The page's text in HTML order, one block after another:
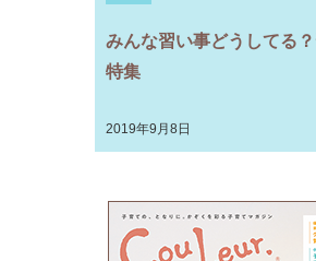
みんな習い事どうしてる
特集
2019年9月8日